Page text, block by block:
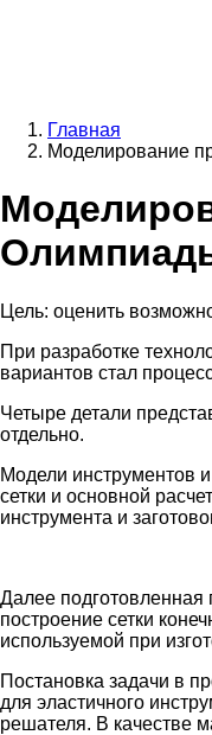
Строка
навигации
Главная
Моделирование
Цель: оценить
При разработке
вариантов стал
Четыре детали
отдельно.
Модели инструментов
сетки и основной
инструмента и
Далее
построение сетки
используемой при
Постановка задачи в
для эластичного
решателя. В качестве